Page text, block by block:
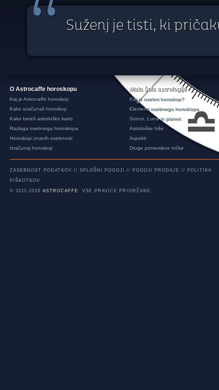
“ Suženj je tisti, ki
O Astrocaffe horoskopu
Kaj je Astrocaffe horoskop
Kako izračunaš horoskop
Kako bereš astrološko karto
Razlaga osebnega horoskopa
Horoskopi znanih osebnosti
Izračunaj horoskop
Mala šola astrologije
Kaj je osebni horoskop?
Elementi osebnega horoskopa
Sonce, Luna in planeti
Astrološke hiše
Aspekti
Druge pomembne točke
ZASEBNOST PODATKOV // SPLOŠNI POGOJI // POGOJI PRODAJE // POLITIKA
PIŠKOTKOV
© 2011-2026 ASTROCAFFE. VSE PRAVICE PRIDRŽANE.